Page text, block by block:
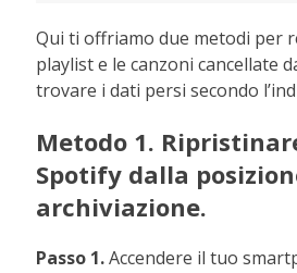
Qui ti offriamo due metodi per
playlist e le canzoni cancellate
trovare i dati persi secondo
Metodo 1.
Spotify dalla
archiviazione.
Passo 1.Accendere il tuo